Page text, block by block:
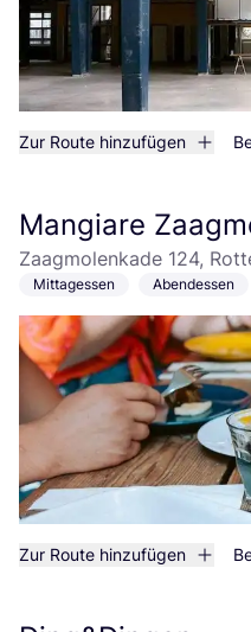
Zur Route hinzufügen
Mangiare
Zaagmolenkade 124,
Mittagessen Abendessen
Zur Route hinzufügen